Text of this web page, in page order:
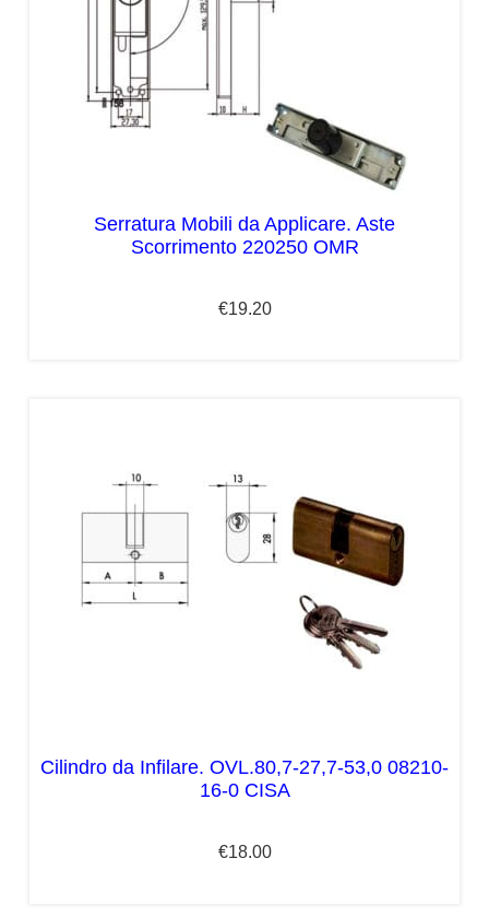
Serratura Mobili da Applicare. Aste
Scorrimento 220250 OMR
€19.20
Cilindro da Infilare. OVL.80,7-27,7-53,0 08210-
16-0 CISA
€18.00